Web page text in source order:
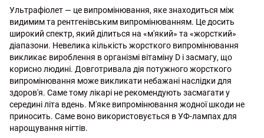
Ультрафіолет — це випромінювання, яке знаходиться між
видимим та рентгенівським випромінюванням. Це досить
широкий спектр, який ділиться на «м'який» та «жорсткий»
діапазони. Невелика кількість жорсткого випромінювання
викликає вироблення в організмі вітаміну D і засмагу, що
корисно людині. Довготривала дія потужного жорсткого
випромінювання може викликати небажані наслідки для
здоров'я. Саме тому лікарі не рекомендують засмагати у
середині літа вдень. М'яке випромінювання жодної шкоди не
приносить. Саме воно використовується в УФ-лампах для
нарощування нігтів.